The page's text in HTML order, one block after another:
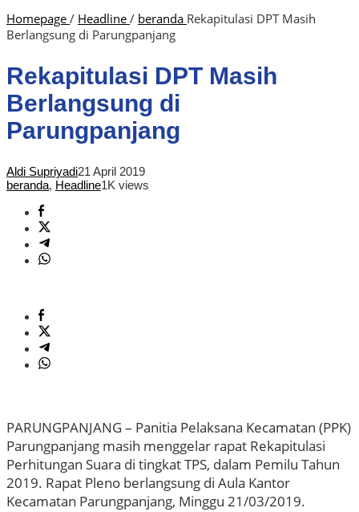
Homepage / Headline / beranda Rekapitulasi DPT Masih
Berlangsung di Parungpanjang
Rekapitulasi DPT Masih
Berlangsung di
Parungpanjang
Aldi Supriyadi21 April 2019
beranda, Headline1K views
PARUNGPANJANG – Panitia Pelaksana Kecamatan (PPK)
Parungpanjang masih menggelar rapat Rekapitulasi
Perhitungan Suara di tingkat TPS, dalam Pemilu Tahun
2019. Rapat Pleno berlangsung di Aula Kantor
Kecamatan Parungpanjang, Minggu 21/03/2019.